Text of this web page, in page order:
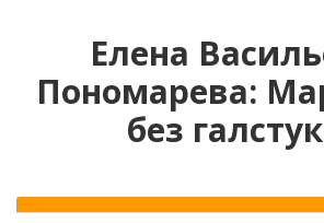
Елена
Пономарева:
без